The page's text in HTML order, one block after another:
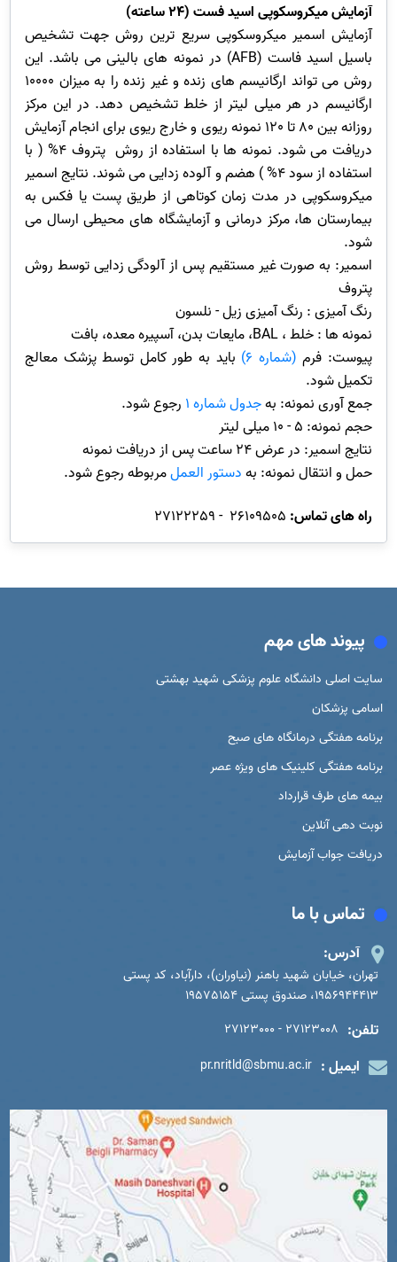
آزمایش میکروسکوپی اسید فست (24 ساعته)
آزمایش اسمیر میکروسکوپی سریع ترین روش جهت تشخیص
باسیل اسید فاست (AFB) در نمونه های بالینی می باشد. این
روش می تواند ارگانیسم های زنده و غیر زنده را به میزان 10000
ارگانیسم در هر میلی لیتر از خلط تشخیص دهد. در این مرکز
روزانه بین 80 تا 120 نمونه ریوی و خارج ریوی برای انجام آزمایش
دریافت می شود. نمونه ها با استفاده از روش پتروف 4% ( با
استفاده از سود 4% ) هضم و آلوده زدایی می شوند. نتایج اسمیر
میکروسکوپی در مدت زمان کوتاهی از طریق پست یا فکس به
بیمارستان ها، مرکز درمانی و آزمایشگاه های محیطی ارسال می
شود.
اسمیر: به صورت غیر مستقیم پس از آلودگی زدایی توسط روش
پتروف
رنگ آمیزی : رنگ آمیزی زیل - نلسون
نمونه ها : خلط ، BAL، مایعات بدن، آسپیره معده، بافت
پیوست: فرم (شماره 6 ) باید به طور کامل توسط پزشک معالج
تکمیل شود.
جمع آوری نمونه: بهجدول شماره 1 رجوع شود.
حجم نمونه: 5 - 10 میلی لیتر
نتایج اسمیر: در عرض 24 ساعت پس از دریافت نمونه
حمل و انتقال نمونه: بهدستور العملمربوطه رجوع شود.
راه های تماس:
پیوند های مهم
سایت اصلی دانشگاه علوم پزشکی شهید بهشتی
اسامی پزشکان
برنامه هفتگی درمانگاه های صبح
برنامه هفتگی کلینیک های ویژه عصر
بیمه های طرف قرارداد
نوبت دهی آنلاین
دریافت جواب آزمایش
تماس با ما
آدرس:
تهران، خیابان شهید باهنر (نیاوران)، دارآباد، کد پستی
1956944413، صندوق پستی 19575154
تلفن: 27123008 - 27123000
ایمیل : pr.nritld@sbmu.ac.ir